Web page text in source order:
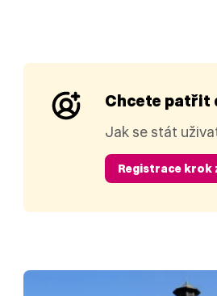
Chcete patřit
Jak se stát
Registrace krok